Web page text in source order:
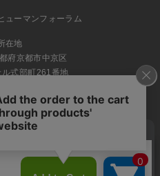
ーマンフォーラム
在地
府京都市中京区
式部町261番地
MAP
5504-0806
（土日休業）